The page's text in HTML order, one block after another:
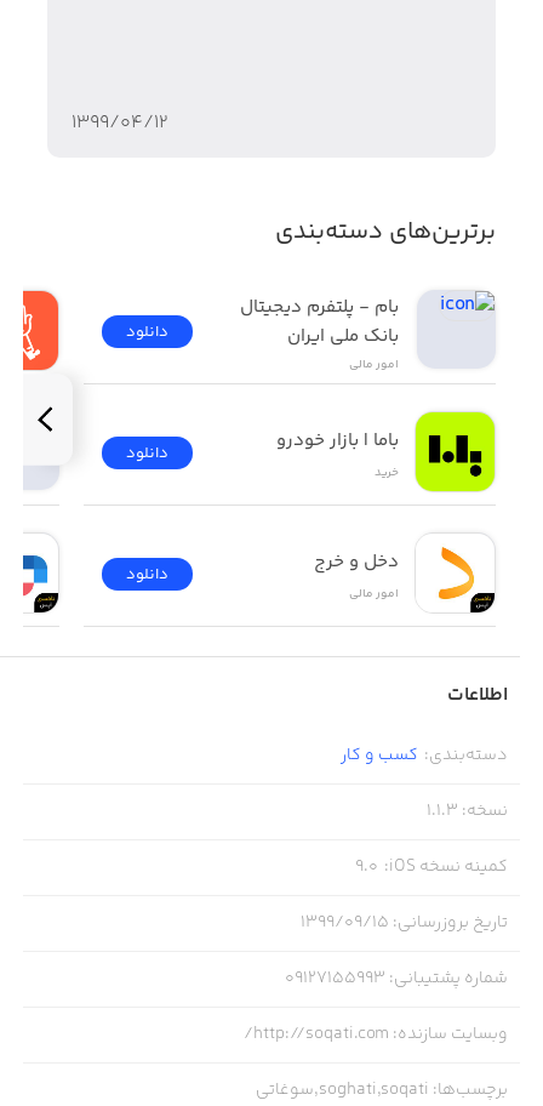
۱۳۹۹/۰۴/۱۲
برترین‌های دسته‌بندی
بانک ملی ایران
امور ‌مالی
دانلود
باما | بازار خودرو
خرید
دانلود
دخل و خرج
امور ‌مالی
دانلود
اطلاعات
دسته‌بندی: کسب‌ و ‌کار
نسخه:
1.1.3
کمینه نسخه iOS :
9.0
تاریخ بروزرسانی: ۱۳۹۹/۰۹/۱۵
شماره پشتیبانی:
09127155993
وبسایت سازنده:
http://soqati.com/
برچسب‌ها: soghati,soqati,سوغاتی